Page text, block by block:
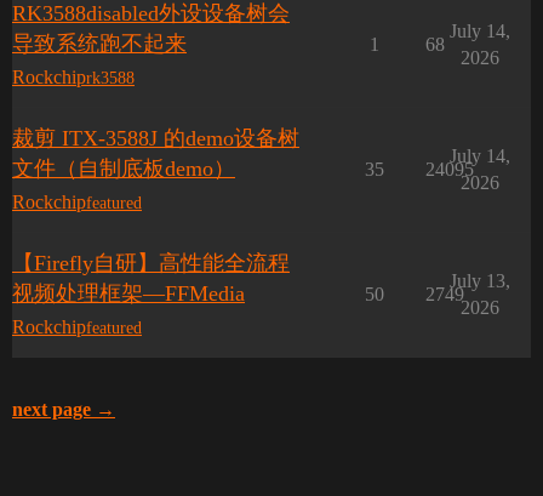
RK3588disabled外设设备树会
导致系统跑不起来
Rockchiprk3588
1 68
July 14,
2026
裁剪 ITX-3588J 的demo设备树
文件（自制底板demo）
Rockchipfeatured
35 24095
July 14,
2026
【Firefly自研】高性能全流程
视频处理框架—FFMedia
Rockchipfeatured
50 2749
July 13,
2026
next page →